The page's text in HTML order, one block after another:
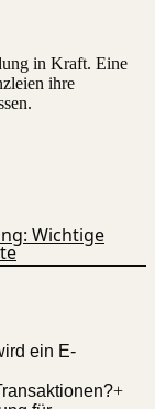
in Kraft. Eine
ihre
Wichtige
ein E-
+